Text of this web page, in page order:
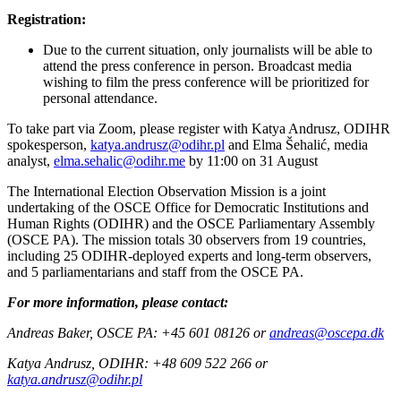
Registration:
Due to the current situation, only journalists will be able to
attend the press conference in person. Broadcast media
wishing to film the press conference will be prioritized for
personal attendance.
To take part via Zoom, please register with Katya Andrusz, ODIHR
spokesperson, katya.andrusz@odihr.pl and Elma Šehalić, media
analyst, elma.sehalic@odihr.me by 11:00 on 31 August
The International Election Observation Mission is a joint
undertaking of the OSCE Office for Democratic Institutions and
Human Rights (ODIHR) and the OSCE Parliamentary Assembly
(OSCE PA). The mission totals 30 observers from 19 countries,
including 25 ODIHR-deployed experts and long-term observers,
and 5 parliamentarians and staff from the OSCE PA.
For more information, please contact:
Andreas Baker, OSCE PA: +45 601 08126 orandreas@oscepa.dk
Katya Andrusz, ODIHR: +48 609 522 266 or
katya.andrusz@odihr.pl